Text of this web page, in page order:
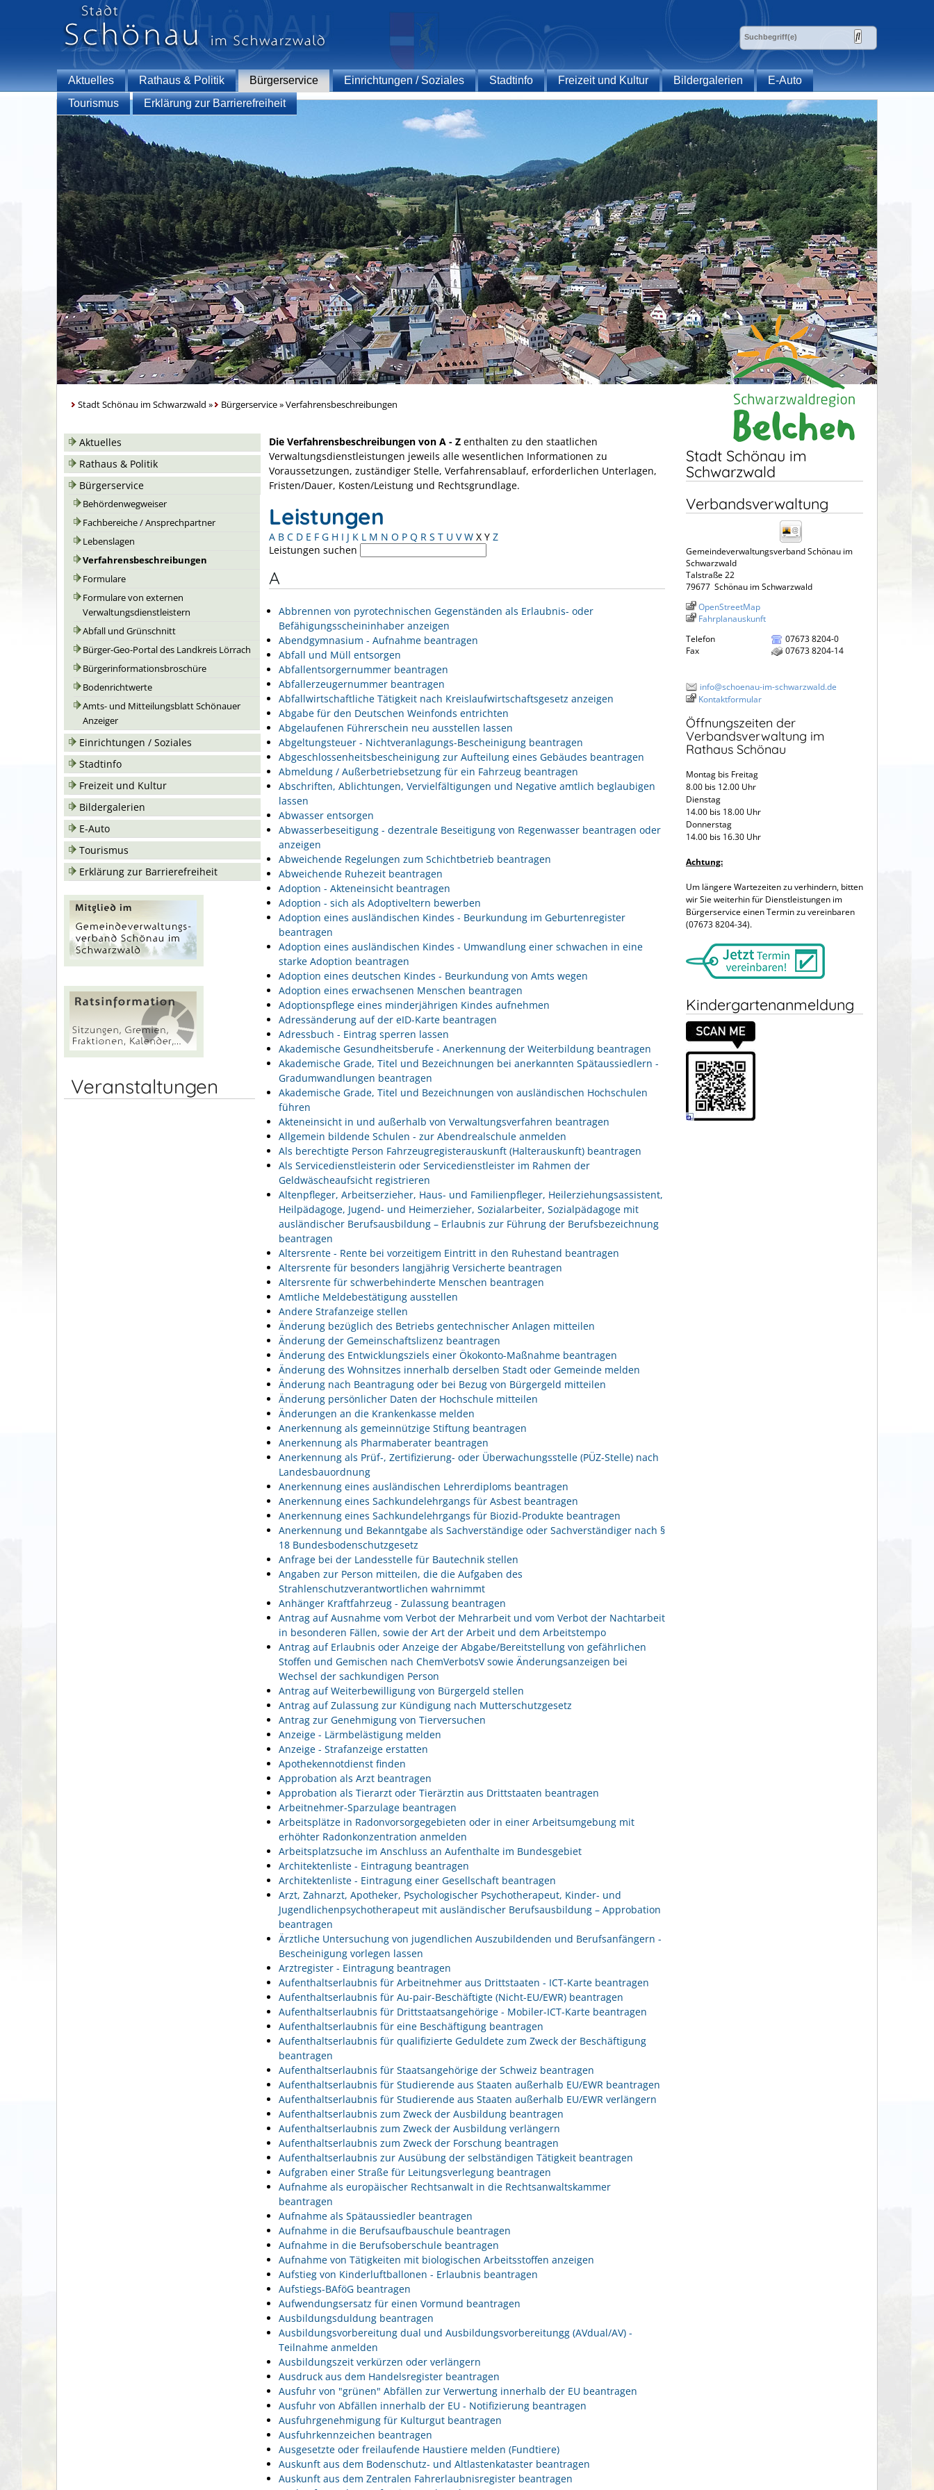
Aktuelles Rathaus & Politik Bürgerservice Einrichtungen / Soziales Stadtinfo Freizeit und Kultur Bildergalerien
E-Auto
Tourismus
Erklärung zur Barrierefreiheit
Stadt Schönau im Schwarzwald » Bürgerservice»Verfahrensbeschreibungen
Aktuelles
Rathaus & Politik
Bürgerservice
Behördenwegweiser
Fachbereiche / Ansprechpartner
Lebenslagen
Verfahrensbeschreibungen
Formulare
Formulare von externen
Verwaltungsdienstleistern
Abfall und Grünschnitt
Bürger-Geo-Portal des Landkreis Lörrach
Bürgerinformationsbroschüre
Bodenrichtwerte
Amts- und Mitteilungsblatt Schönauer
Anzeiger
Einrichtungen / Soziales
Stadtinfo
Freizeit und Kultur
Bildergalerien
E-Auto
Tourismus
Erklärung zur Barrierefreiheit
Veranstaltungen
Die Verfahrensbeschreibungen von A - Z enthalten zu den staatlichen
Verwaltungsdienstleistungen jeweils alle wesentlichen Informationen zu
Voraussetzungen, zuständiger Stelle, Verfahrensablauf, erforderlichen Unterlagen,
Fristen/Dauer, Kosten/Leistung und Rechtsgrundlage.
Leistungen
A B C D E F G H I J K L M N O P Q R S T U V W X Y Z
Leistungen suchen
A
Abbrennen von pyrotechnischen Gegenständen als Erlaubnis- oder
Befähigungsscheininhaber anzeigen
Abendgymnasium - Aufnahme beantragen
Abfall und Müll entsorgen
Abfallentsorgernummer beantragen
Abfallerzeugernummer beantragen
Abfallwirtschaftliche Tätigkeit nach Kreislaufwirtschaftsgesetz anzeigen
Abgabe für den Deutschen Weinfonds entrichten
Abgelaufenen Führerschein neu ausstellen lassen
Abgeltungsteuer - Nichtveranlagungs-Bescheinigung beantragen
Abgeschlossenheitsbescheinigung zur Aufteilung eines Gebäudes beantragen
Abmeldung / Außerbetriebsetzung für ein Fahrzeug beantragen
Abschriften, Ablichtungen, Vervielfältigungen und Negative amtlich beglaubigen
lassen
Abwasser entsorgen
Abwasserbeseitigung - dezentrale Beseitigung von Regenwasser beantragen oder
anzeigen
Abweichende Regelungen zum Schichtbetrieb beantragen
Abweichende Ruhezeit beantragen
Adoption - Akteneinsicht beantragen
Adoption - sich als Adoptiveltern bewerben
Adoption eines ausländischen Kindes - Beurkundung im Geburtenregister
beantragen
Adoption eines ausländischen Kindes - Umwandlung einer schwachen in eine
starke Adoption beantragen
Adoption eines deutschen Kindes - Beurkundung von Amts wegen
Adoption eines erwachsenen Menschen beantragen
Adoptionspflege eines minderjährigen Kindes aufnehmen
Adressänderung auf der eID-Karte beantragen
Adressbuch - Eintrag sperren lassen
Akademische Gesundheitsberufe - Anerkennung der Weiterbildung beantragen
Akademische Grade, Titel und Bezeichnungen bei anerkannten Spätaussiedlern -
Gradumwandlungen beantragen
Akademische Grade, Titel und Bezeichnungen von ausländischen Hochschulen
führen
Akteneinsicht in und außerhalb von Verwaltungsverfahren beantragen
Allgemein bildende Schulen - zur Abendrealschule anmelden
Als berechtigte Person Fahrzeugregisterauskunft (Halterauskunft) beantragen
Als Servicedienstleisterin oder Servicedienstleister im Rahmen der
Geldwäscheaufsicht registrieren
Altenpfleger, Arbeitserzieher, Haus- und Familienpfleger, Heilerziehungsassistent,
Heilpädagoge, Jugend- und Heimerzieher, Sozialarbeiter, Sozialpädagoge mit
ausländischer Berufsausbildung – Erlaubnis zur Führung der Berufsbezeichnung
beantragen
Altersrente - Rente bei vorzeitigem Eintritt in den Ruhestand beantragen
Altersrente für besonders langjährig Versicherte beantragen
Altersrente für schwerbehinderte Menschen beantragen
Amtliche Meldebestätigung ausstellen
Andere Strafanzeige stellen
Änderung bezüglich des Betriebs gentechnischer Anlagen mitteilen
Änderung der Gemeinschaftslizenz beantragen
Änderung des Entwicklungsziels einer Ökokonto-Maßnahme beantragen
Änderung des Wohnsitzes innerhalb derselben Stadt oder Gemeinde melden
Änderung nach Beantragung oder bei Bezug von Bürgergeld mitteilen
Änderung persönlicher Daten der Hochschule mitteilen
Änderungen an die Krankenkasse melden
Anerkennung als gemeinnützige Stiftung beantragen
Anerkennung als Pharmaberater beantragen
Anerkennung als Prüf-, Zertifizierung- oder Überwachungsstelle (PÜZ-Stelle) nach
Landesbauordnung
Anerkennung eines ausländischen Lehrerdiploms beantragen
Anerkennung eines Sachkundelehrgangs für Asbest beantragen
Anerkennung eines Sachkundelehrgangs für Biozid-Produkte beantragen
Anerkennung und Bekanntgabe als Sachverständige oder Sachverständiger nach §
18 Bundesbodenschutzgesetz
Anfrage bei der Landesstelle für Bautechnik stellen
Angaben zur Person mitteilen, die die Aufgaben des
Strahlenschutzverantwortlichen wahrnimmt
Anhänger Kraftfahrzeug - Zulassung beantragen
Antrag auf Ausnahme vom Verbot der Mehrarbeit und vom Verbot der Nachtarbeit
in besonderen Fällen, sowie der Art der Arbeit und dem Arbeitstempo
Antrag auf Erlaubnis oder Anzeige der Abgabe/Bereitstellung von gefährlichen
Stoffen und Gemischen nach ChemVerbotsV sowie Änderungsanzeigen bei
Wechsel der sachkundigen Person
Antrag auf Weiterbewilligung von Bürgergeld stellen
Antrag auf Zulassung zur Kündigung nach Mutterschutzgesetz
Antrag zur Genehmigung von Tierversuchen
Anzeige - Lärmbelästigung melden
Anzeige - Strafanzeige erstatten
Apothekennotdienst finden
Approbation als Arzt beantragen
Approbation als Tierarzt oder Tierärztin aus Drittstaaten beantragen
Arbeitnehmer-Sparzulage beantragen
Arbeitsplätze in Radonvorsorgegebieten oder in einer Arbeitsumgebung mit
erhöhter Radonkonzentration anmelden
Arbeitsplatzsuche im Anschluss an Aufenthalte im Bundesgebiet
Architektenliste - Eintragung beantragen
Architektenliste - Eintragung einer Gesellschaft beantragen
Arzt, Zahnarzt, Apotheker, Psychologischer Psychotherapeut, Kinder- und
Jugendlichenpsychotherapeut mit ausländischer Berufsausbildung – Approbation
beantragen
Ärztliche Untersuchung von jugendlichen Auszubildenden und Berufsanfängern -
Bescheinigung vorlegen lassen
Arztregister - Eintragung beantragen
Aufenthaltserlaubnis für Arbeitnehmer aus Drittstaaten - ICT-Karte beantragen
Aufenthaltserlaubnis für Au-pair-Beschäftigte (Nicht-EU/EWR) beantragen
Aufenthaltserlaubnis für Drittstaatsangehörige - Mobiler-ICT-Karte beantragen
Aufenthaltserlaubnis für eine Beschäftigung beantragen
Aufenthaltserlaubnis für qualifizierte Geduldete zum Zweck der Beschäftigung
beantragen
Aufenthaltserlaubnis für Staatsangehörige der Schweiz beantragen
Aufenthaltserlaubnis für Studierende aus Staaten außerhalb EU/EWR beantragen
Aufenthaltserlaubnis für Studierende aus Staaten außerhalb EU/EWR verlängern
Aufenthaltserlaubnis zum Zweck der Ausbildung beantragen
Aufenthaltserlaubnis zum Zweck der Ausbildung verlängern
Aufenthaltserlaubnis zum Zweck der Forschung beantragen
Aufenthaltserlaubnis zur Ausübung der selbständigen Tätigkeit beantragen
Aufgraben einer Straße für Leitungsverlegung beantragen
Aufnahme als europäischer Rechtsanwalt in die Rechtsanwaltskammer
beantragen
Aufnahme als Spätaussiedler beantragen
Aufnahme in die Berufsaufbauschule beantragen
Aufnahme in die Berufsoberschule beantragen
Aufnahme von Tätigkeiten mit biologischen Arbeitsstoffen anzeigen
Aufstieg von Kinderluftballonen - Erlaubnis beantragen
Aufstiegs-BAföG beantragen
Aufwendungsersatz für einen Vormund beantragen
Ausbildungsduldung beantragen
Ausbildungsvorbereitung dual und Ausbildungsvorbereitungg (AVdual/AV) -
Teilnahme anmelden
Ausbildungszeit verkürzen oder verlängern
Ausdruck aus dem Handelsregister beantragen
Ausfuhr von "grünen" Abfällen zur Verwertung innerhalb der EU beantragen
Ausfuhr von Abfällen innerhalb der EU - Notifizierung beantragen
Ausfuhrgenehmigung für Kulturgut beantragen
Ausfuhrkennzeichen beantragen
Ausgesetzte oder freilaufende Haustiere melden (Fundtiere)
Auskunft aus dem Bodenschutz- und Altlastenkataster beantragen
Auskunft aus dem Zentralen Fahrerlaubnisregister beantragen
Stadt Schönau im
Schwarzwald
Verbandsverwaltung
Gemeindeverwaltungsverband Schönau im
Schwarzwald
Talstraße 22
79677 Schönau im Schwarzwald
OpenStreetMap
Fahrplanauskunft
Telefon
07673 8204-0
Fax
07673 8204-14
info@schoenau-im-schwarzwald.de
Kontaktformular
Öffnungszeiten der
Verbandsverwaltung im
Rathaus Schönau
Montag bis Freitag
8.00 bis 12.00 Uhr
Dienstag
14.00 bis 18.00 Uhr
Donnerstag
14.00 bis 16.30 Uhr
Achtung:
Um längere Wartezeiten zu verhindern, bitten
wir Sie weiterhin für Dienstleistungen im
Bürgerservice einen Termin zu vereinbaren
(07673 8204-34).
Kindergartenanmeldung